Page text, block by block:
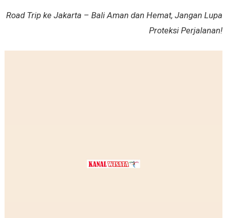
Road Trip ke Jakarta – Bali Aman dan Hemat, Jangan Lupa
Proteksi Perjalanan!